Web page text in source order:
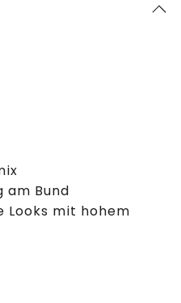
am Bund
Looks mit hohem